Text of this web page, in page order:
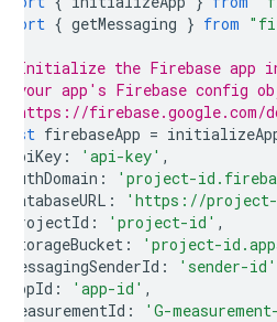
import { getMessaging } from
// Initialize the Firebase app
// your app's Firebase config
// https://firebase.google.com/
const firebaseApp =
apiKey : 'api-key' ,
authDomain : 'project-
databaseURL : 'https://project-
projectId : 'project-id' ,
storageBucket : 'project-
messagingSenderId : 'sender-id'
appId : 'app-id' ,
measurementId : 'G-